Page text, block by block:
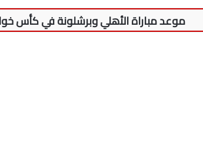
مباراة الأهلي وبرشلونة في كأس خوان جامبر 2026.. والقنوات الناقلة